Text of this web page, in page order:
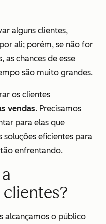
alguns clientes,
ali; porém, se não for
as chances de esse
são muito grandes.
os clientes
vendas. Precisamos
para elas que
eficientes para
enfrentando.
alcançamos o público